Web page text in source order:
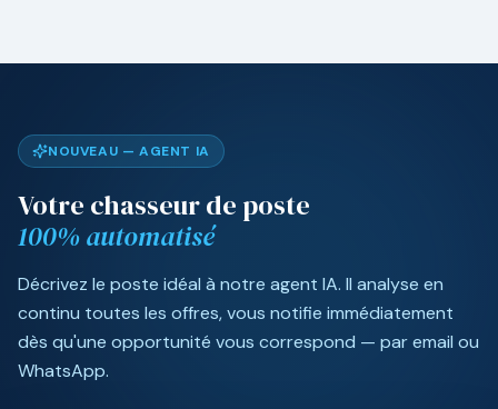
NOUVEAU — AGENT IA
Votre chasseur de poste
100% automatisé
Décrivez le poste idéal à notre agent IA. Il analyse en
continu toutes les offres, vous notifie immédiatement
dès qu'une opportunité vous correspond — par email ou
WhatsApp.